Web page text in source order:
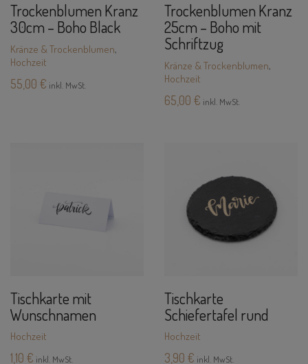
Trockenblumen Kranz
30cm – Boho Black
Kränze & Trockenblumen,
Hochzeit
55,00 € inkl. MwSt.
Trockenblumen Kranz
25cm – Boho mit
Schriftzug
Kränze & Trockenblumen,
Hochzeit
65,00 € inkl. MwSt.
Tischkarte mit
Wunschnamen
Hochzeit
1,10 € inkl. MwSt.
Tischkarte
Schiefertafel rund
Hochzeit
3,90 € inkl. MwSt.